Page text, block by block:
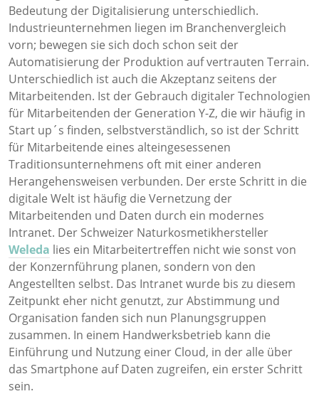
Bedeutung der Digitalisierung unterschiedlich.
Industrieunternehmen liegen im Branchenvergleich
vorn; bewegen sie sich doch schon seit der
Automatisierung der Produktion auf vertrauten Terrain.
Unterschiedlich ist auch die Akzeptanz seitens der
Mitarbeitenden. Ist der Gebrauch digitaler Technologien
für Mitarbeitenden der Generation Y-Z, die wir häufig in
Start up´s finden, selbstverständlich, so ist der Schritt
für Mitarbeitende eines alteingesessenen
Traditionsunternehmens oft mit einer anderen
Herangehensweisen verbunden. Der erste Schritt in die
digitale Welt ist häufig die Vernetzung der
Mitarbeitenden und Daten durch ein modernes
Intranet. Der Schweizer Naturkosmetikhersteller
Weleda lies ein Mitarbeitertreffen nicht wie sonst von
der Konzernführung planen, sondern von den
Angestellten selbst. Das Intranet wurde bis zu diesem
Zeitpunkt eher nicht genutzt, zur Abstimmung und
Organisation fanden sich nun Planungsgruppen
zusammen. In einem Handwerksbetrieb kann die
Einführung und Nutzung einer Cloud, in der alle über
das Smartphone auf Daten zugreifen, ein erster Schritt
sein.